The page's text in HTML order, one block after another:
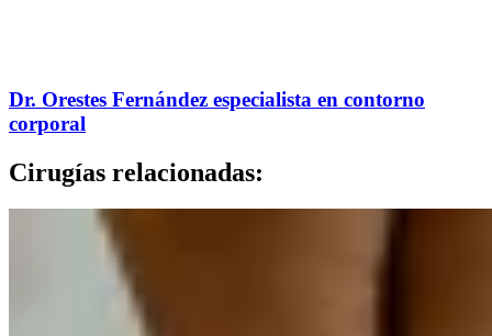
Dr. Orestes Fernández especialista en contorno
corporal
Cirugías relacionadas: